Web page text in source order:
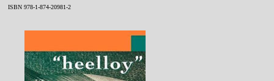
ISBN 978-1-874-20981-2